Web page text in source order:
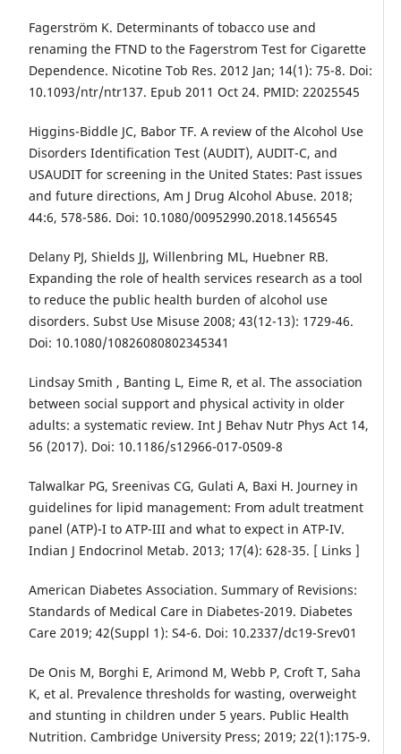
Fagerström K. Determinants of tobacco use and
renaming the FTND to the Fagerstrom Test for Cigarette
Dependence. Nicotine Tob Res. 2012 Jan; 14(1): 75-8. Doi:
10.1093/ntr/ntr137. Epub 2011 Oct 24. PMID: 22025545
Higgins-Biddle JC, Babor TF. A review of the Alcohol Use
Disorders Identification Test (AUDIT), AUDIT-C, and
USAUDIT for screening in the United States: Past issues
and future directions, Am J Drug Alcohol Abuse. 2018;
44:6, 578-586. Doi: 10.1080/00952990.2018.1456545
Delany PJ, Shields JJ, Willenbring ML, Huebner RB.
Expanding the role of health services research as a tool
to reduce the public health burden of alcohol use
disorders. Subst Use Misuse 2008; 43(12-13): 1729-46.
Doi: 10.1080/10826080802345341
Lindsay Smith , Banting L, Eime R, et al. The association
between social support and physical activity in older
adults: a systematic review. Int J Behav Nutr Phys Act 14,
56 (2017). Doi: 10.1186/s12966-017-0509-8
Talwalkar PG, Sreenivas CG, Gulati A, Baxi H. Journey in
guidelines for lipid management: From adult treatment
panel (ATP)-I to ATP-III and what to expect in ATP-IV.
Indian J Endocrinol Metab. 2013; 17(4): 628-35. [ Links ]
American Diabetes Association. Summary of Revisions:
Standards of Medical Care in Diabetes-2019. Diabetes
Care 2019; 42(Suppl 1): S4-6. Doi: 10.2337/dc19-Srev01
De Onis M, Borghi E, Arimond M, Webb P, Croft T, Saha
K, et al. Prevalence thresholds for wasting, overweight
and stunting in children under 5 years. Public Health
Nutrition. Cambridge University Press; 2019; 22(1):175-9.